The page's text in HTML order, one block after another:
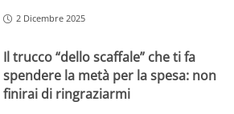
2 Dicembre 2025
Il trucco “dello scaffale” che ti fa
spendere la metà per la spesa: non
finirai di ringraziarmi